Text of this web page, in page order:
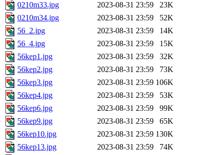
0210m33.jpg
2023-08-31 23:59
23K
0210m34.jpg
2023-08-31 23:59
52K
56_2.jpg
2023-08-31 23:59
14K
56_4.jpg
2023-08-31 23:59
15K
56kep1.jpg
2023-08-31 23:59
32K
56kep2.jpg
2023-08-31 23:59
73K
56kep3.jpg
2023-08-31 23:59 106K
56kep4.jpg
2023-08-31 23:59
53K
56kep6.jpg
2023-08-31 23:59
99K
56kep9.jpg
2023-08-31 23:59
65K
56kep10.jpg
2023-08-31 23:59 130K
56kep13.jpg
2023-08-31 23:59
74K